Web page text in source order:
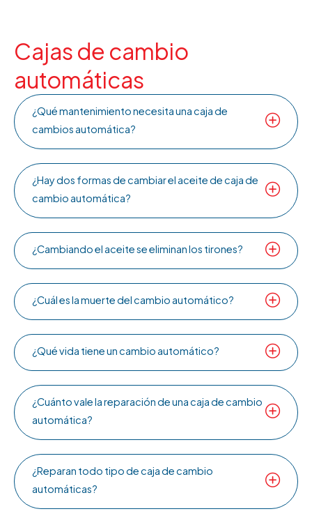
Cajas de cambio
automáticas
¿Qué mantenimiento necesita una caja de
cambios automática?
¿Hay dos formas de cambiar el aceite de caja de
cambio automática?
¿Cambiando el aceite se eliminan los tirones?
¿Cuál es la muerte del cambio automático?
¿Qué vida tiene un cambio automático?
¿Cuánto vale la reparación de una caja de cambio
automática?
¿Reparan todo tipo de caja de cambio
automáticas?